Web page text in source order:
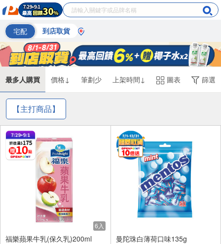
宅配 到店取貨
最多人購買 價格↓ 筆劃少 上架時間↓ 圖表 篩選
【主打商品】
6入
福樂蘋果牛乳(保久乳)200ml
曼陀珠白薄荷口味135g